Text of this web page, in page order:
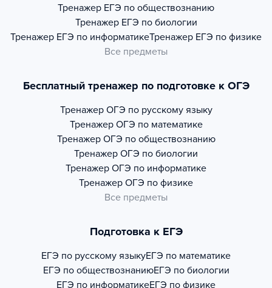
Тренажер ЕГЭ по обществознанию
Тренажер ЕГЭ по биологии
Тренажер ЕГЭ по информатикеТренажер ЕГЭ по физике
Все предметы
Бесплатный тренажер по подготовке к ОГЭ
Тренажер ОГЭ по русскому языку
Тренажер ОГЭ по математике
Тренажер ОГЭ по обществознанию
Тренажер ОГЭ по биологии
Тренажер ОГЭ по информатике
Тренажер ОГЭ по физике
Все предметы
Подготовка к ЕГЭ
ЕГЭ по русскому языкуЕГЭ по математике
ЕГЭ по обществознаниюЕГЭ по биологии
ЕГЭ по информатикеЕГЭ по физике